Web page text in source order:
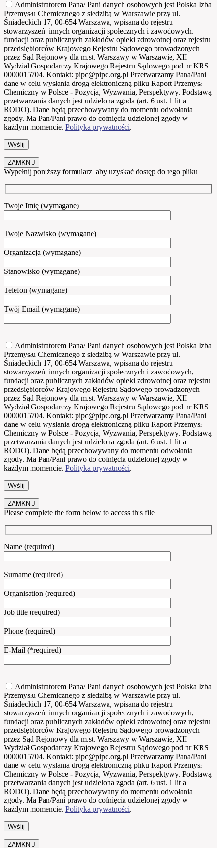
Administratorem Pana/ Pani danych osobowych jest Polska Izba
Przemysłu Chemicznego z siedzibą w Warszawie przy ul.
Śniadeckich 17, 00-654 Warszawa, wpisana do rejestru
stowarzyszeń, innych organizacji społecznych i zawodowych,
fundacji oraz publicznych zakładów opieki zdrowotnej oraz rejestru
przedsiębiorców Krajowego Rejestru Sądowego prowadzonych
przez Sąd Rejonowy dla m.st. Warszawy w Warszawie, XII
Wydział Gospodarczy Krajowego Rejestru Sądowego pod nr KRS
0000015704. Kontakt: pipc@pipc.org.pl Przetwarzamy Pana/Pani
dane w celu wysłania drogą elektroniczną pliku Raport Przemysł
Chemiczny w Polsce - Pozycja, Wyzwania, Perspektywy. Podstawą
przetwarzania danych jest udzielona zgoda (art. 6 ust. 1 lit a
RODO). Dane będą przechowywany do momentu odwołania
zgody. Ma Pan/Pani prawo do cofnięcia udzielonej zgody w
każdym momencie. Polityka prywatności.
ZAMKNIJ
Wypełnij poniższy formularz, aby uzyskać dostęp do tego pliku
Twoje Imię (wymagane)
Twoje Nazwisko (wymagane)
Organizacja (wymagane)
Stanowisko (wymagane)
Telefon (wymagane)
Twój Email (wymagane)
Administratorem Pana/ Pani danych osobowych jest Polska Izba
Przemysłu Chemicznego z siedzibą w Warszawie przy ul.
Śniadeckich 17, 00-654 Warszawa, wpisana do rejestru
stowarzyszeń, innych organizacji społecznych i zawodowych,
fundacji oraz publicznych zakładów opieki zdrowotnej oraz rejestru
przedsiębiorców Krajowego Rejestru Sądowego prowadzonych
przez Sąd Rejonowy dla m.st. Warszawy w Warszawie, XII
Wydział Gospodarczy Krajowego Rejestru Sądowego pod nr KRS
0000015704. Kontakt: pipc@pipc.org.pl Przetwarzamy Pana/Pani
dane w celu wysłania drogą elektroniczną pliku Raport Przemysł
Chemiczny w Polsce - Pozycja, Wyzwania, Perspektywy. Podstawą
przetwarzania danych jest udzielona zgoda (art. 6 ust. 1 lit a
RODO). Dane będą przechowywany do momentu odwołania
zgody. Ma Pan/Pani prawo do cofnięcia udzielonej zgody w
każdym momencie. Polityka prywatności.
ZAMKNIJ
Please complete the form below to access this file
Name (required)
Surname (required)
Organisation (required)
Job title (required)
Phone (required)
E-Mail (*required)
Administratorem Pana/ Pani danych osobowych jest Polska Izba
Przemysłu Chemicznego z siedzibą w Warszawie przy ul.
Śniadeckich 17, 00-654 Warszawa, wpisana do rejestru
stowarzyszeń, innych organizacji społecznych i zawodowych,
fundacji oraz publicznych zakładów opieki zdrowotnej oraz rejestru
przedsiębiorców Krajowego Rejestru Sądowego prowadzonych
przez Sąd Rejonowy dla m.st. Warszawy w Warszawie, XII
Wydział Gospodarczy Krajowego Rejestru Sądowego pod nr KRS
0000015704. Kontakt: pipc@pipc.org.pl Przetwarzamy Pana/Pani
dane w celu wysłania drogą elektroniczną pliku Raport Przemysł
Chemiczny w Polsce - Pozycja, Wyzwania, Perspektywy. Podstawą
przetwarzania danych jest udzielona zgoda (art. 6 ust. 1 lit a
RODO). Dane będą przechowywany do momentu odwołania
zgody. Ma Pan/Pani prawo do cofnięcia udzielonej zgody w
każdym momencie. Polityka prywatności.
ZAMKNIJ